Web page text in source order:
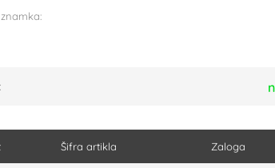
Šifra artikla Zaloga